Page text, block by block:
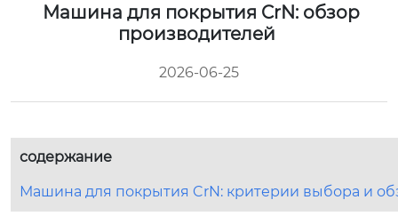
Машина для покрытия CrN: обзор
производителей
2026-06-25
содержание
Машина для покрытия CrN: критерии выбора и